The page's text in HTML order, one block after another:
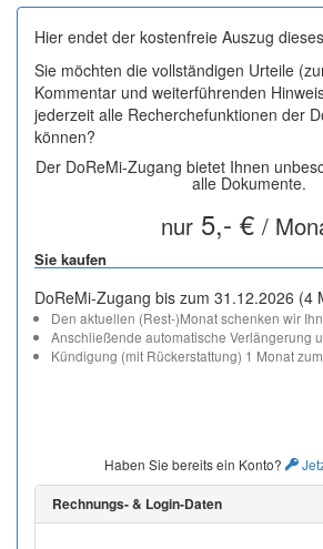
Hier endet der kostenfreie Auszug
Sie möchten die vollständigen Urteile
Kommentar und weiterführenden
jederzeit alle Recherchefunktionen der
können?
Der DoReMi-Zugang bietet Ihnen
alle Dokumente.
nur5,- € /
Sie kaufen
DoReMi-Zugang bis zum 31.12.2026 (4
Den aktuellen (Rest-)Monat schenken wir
Anschließende automatische Verlängerung
Kündigung (mit Rückerstattung) 1 Monat
Haben Sie bereits ein Konto?
Rechnungs- & Login-Daten